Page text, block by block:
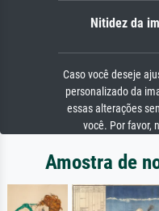
Nitidez da
Caso você deseje
personalizado da
essas alterações
você. Por favor,
Amostra de